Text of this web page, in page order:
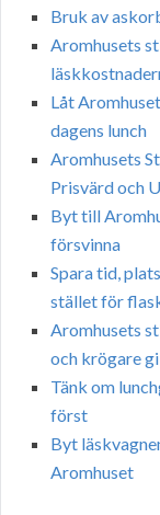
Bruk av
Aromhusets
Låt
dagens lunch
Aromhusets
Prisvärd och
Byt till
försvinna
Spara tid,
stället för
Aromhusets
och krögare
Tänk om
först
Byt
Aromhuset